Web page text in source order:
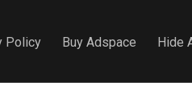
Policy Buy Adspace Hide